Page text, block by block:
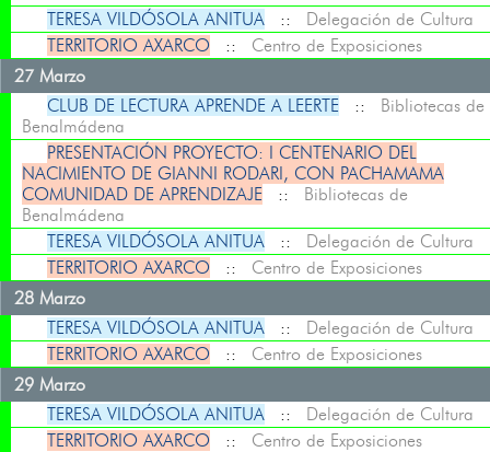
TERESA VILDÓSOLA ANITUA :: Delegación de Cultura
TERRITORIO AXARCO :: Centro de Exposiciones
27 Marzo
CLUB DE LECTURA APRENDE A LEERTE :: Bibliotecas de
Benalmádena
PRESENTACIÓN PROYECTO: I CENTENARIO DEL
NACIMIENTO DE GIANNI RODARI, CON PACHAMAMA
COMUNIDAD DE APRENDIZAJE :: Bibliotecas de
Benalmádena
TERESA VILDÓSOLA ANITUA :: Delegación de Cultura
TERRITORIO AXARCO :: Centro de Exposiciones
28 Marzo
TERESA VILDÓSOLA ANITUA :: Delegación de Cultura
TERRITORIO AXARCO :: Centro de Exposiciones
29 Marzo
TERESA VILDÓSOLA ANITUA :: Delegación de Cultura
TERRITORIO AXARCO :: Centro de Exposiciones